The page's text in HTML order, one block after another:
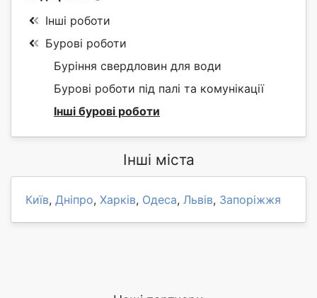
Інші роботи
Бурові роботи
Буріння свердловин для води
Бурові роботи під палі та комунікації
Інші бурові роботи
Інші міста
Київ, Дніпро, Харків, Одеса, Львів, Запоріжжя